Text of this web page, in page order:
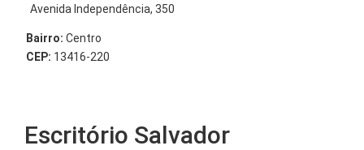
Avenida Independência, 350
Bairro: Centro
CEP: 13416-220
Escritório Salvador